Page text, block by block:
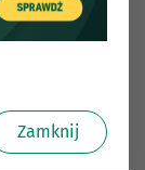
Zamknij